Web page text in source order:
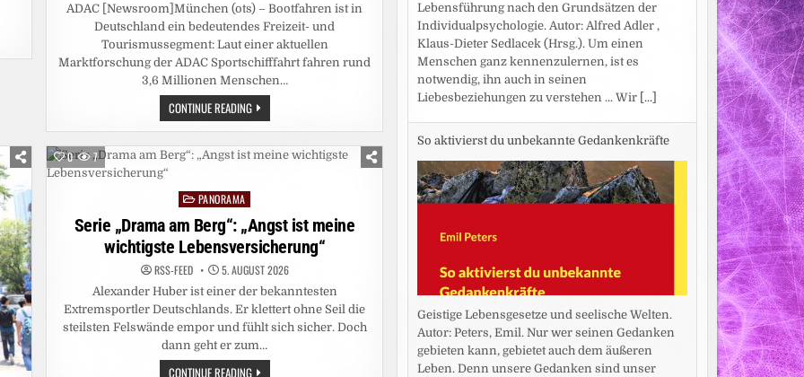
ADAC [Newsroom]München (ots) – Bootfahren ist in
Deutschland ein bedeutendes Freizeit- und
Tourismussegment: Laut einer aktuellen
Marktforschung der ADAC Sportschifffahrt fahren rund
3,6 Millionen Menschen…
CONTINUE READINGRUND
3,6
MILLIONEN
MENSCHEN
IN
MEHR
MOTORBOOTFAHRER
ALS
SEGLER
/
CHARTERN
UND
TAGESAUSFLÜGE
BESONDERS
BELIEBT
/
REVIERE
IN
0 7
PostedPANORAMA
Serie „Drama am Berg“: „Angst ist meine
wichtigste Lebensversicherung“
RSS-FEED 5. AUGUST 2026
Alexander Huber ist einer der bekanntesten
Extremsportler Deutschlands. Er klettert ohne Seil die
steilsten Felswände empor und fühlt sich sicher. Doch
dann geht er zum…
CONTINUE READINGSERIE
Lebensführung nach den Grundsätzen der
Individualpsychologie. Autor: Alfred Adler ,
Klaus-Dieter Sedlacek (Hrsg.). Um einen
Menschen ganz kennenzulernen, ist es
notwendig, ihn auch in seinen
Liebesbeziehungen zu verstehen ... Wir [...]
So aktivierst du unbekannte Gedankenkräfte
Geistige Lebensgesetze und seelische Welten.
Autor: Peters, Emil. Nur wer seinen Gedanken
gebieten kann, gebietet auch dem äußeren
Leben. Denn unsere Gedanken sind unser